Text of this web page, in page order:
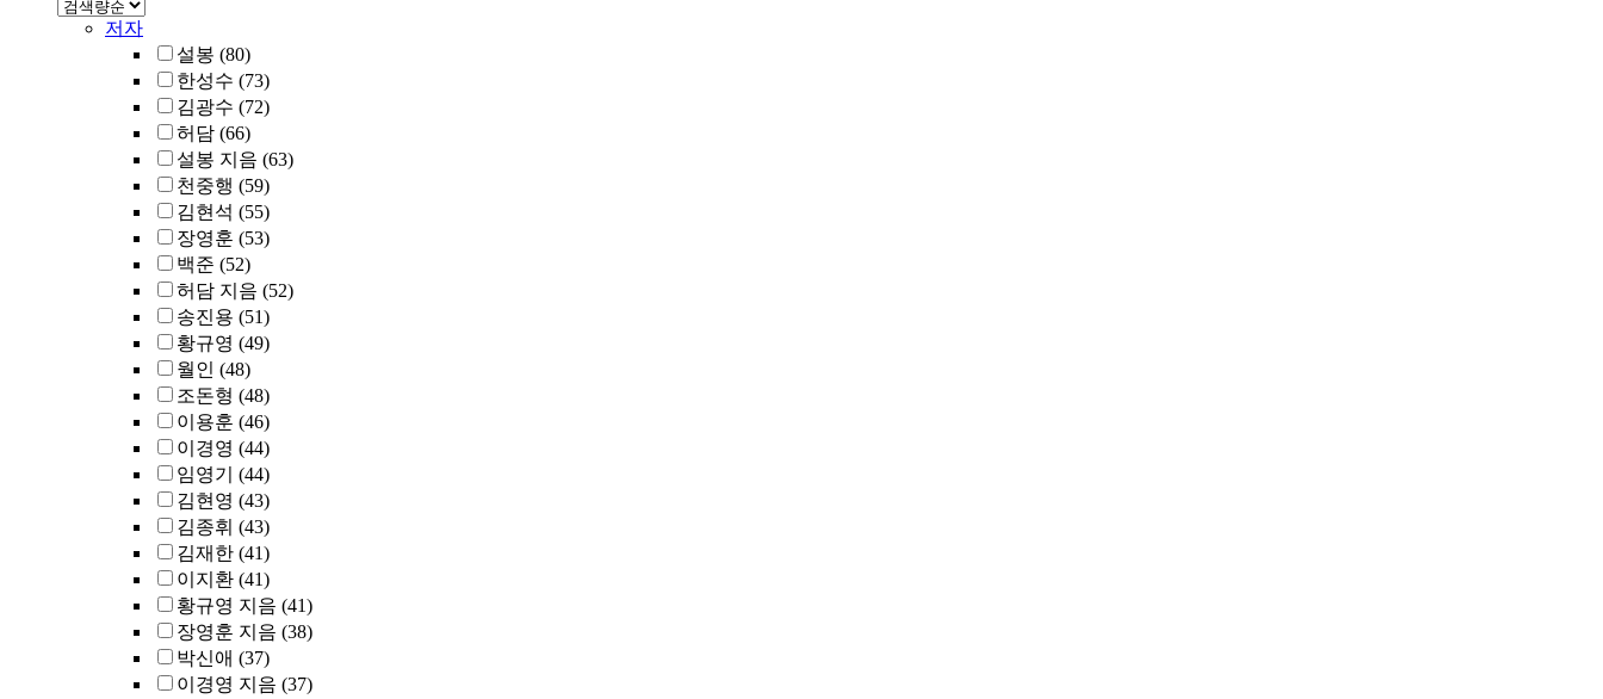
저자
설봉 (80)
한성수 (73)
김광수 (72)
허담 (66)
설봉 지음 (63)
천중행 (59)
김현석 (55)
장영훈 (53)
백준 (52)
허담 지음 (52)
송진용 (51)
황규영 (49)
월인 (48)
조돈형 (48)
이용훈 (46)
이경영 (44)
임영기
(44)
김현영 (43)
김종휘 (43)
김재한 (41)
이지환 (41)
황규영 지음 (41)
장영훈 지음 (38)
박신애 (37)
이경영 지음 (37)